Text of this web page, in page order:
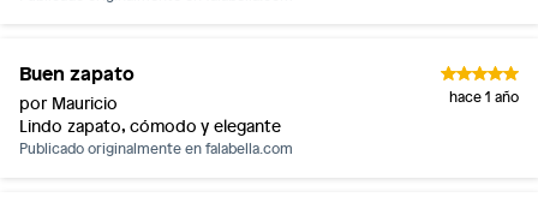
Buen zapato
por Mauricio hace 1 año
Lindo zapato, cómodo y elegante
Publicado originalmente enfalabella.com